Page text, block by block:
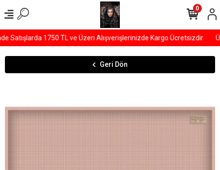
1750 TL ve Üzeri Alışverişlerinizde Kargo Ücretsizdir
0
Geri Dön